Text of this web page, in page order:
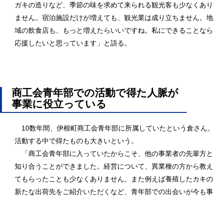
ガキの造りなど、季節の味を求めて来られる観光客も少なくあり
ません。宿泊施設だけが増えても、観光業は成り立ちません。地
域の飲食店も、もっと増えたらいいですね。私にできることなら
応援したいと思っています」と語る。
商工会青年部での活動で得た人脈が
事業に役立っている
10数年間、伊根町商工会青年部に所属していたという倉さん。
活動する中で得たものも大きいという。
「商工会青年部に入っていたからこそ、他の事業者の先輩方と
知り合うことができました。経営について、異業種の方から教え
てもらったことも少なくありません。また例えば養殖したカキの
新たな出荷先をご紹介いただくなど、青年部での出会いが今も事